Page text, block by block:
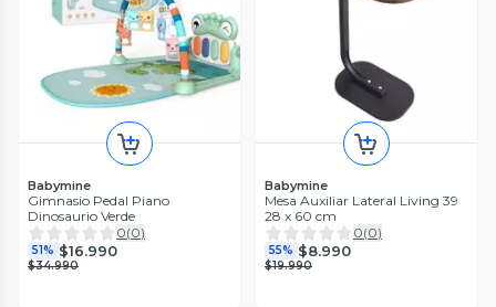
Babymine
Gimnasio Pedal Piano
Dinosaurio Verde
0(0)
51% $16.990
$34.990
Babymine
Mesa Auxiliar Lateral Living 39
28 x 60 cm
0(0)
55% $8.990
$19.990